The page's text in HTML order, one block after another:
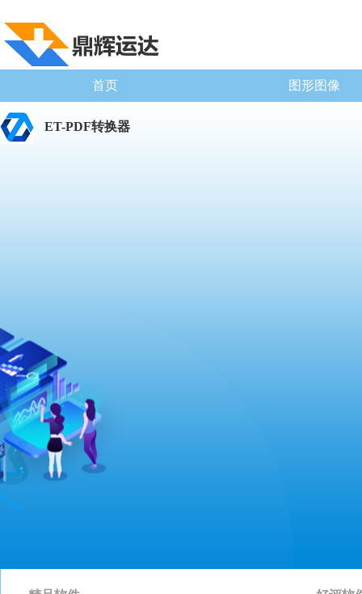
首页 图形图像
ET-PDF转换器